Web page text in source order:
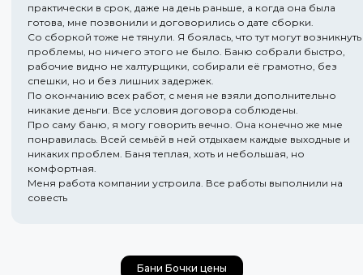
практически в срок, даже на день раньше, а когда она была
готова, мне позвонили и договорились о дате сборки.
Со сборкой тоже не тянули. Я боялась, что тут могут возникнуть
проблемы, но ничего этого не было. Баню собрали быстро,
рабочие видно не халтурщики, собирали её грамотно, без
спешки, но и без лишних задержек.
По окончанию всех работ, с меня не взяли дополнительно
никакие деньги. Все условия договора соблюдены.
Про саму баню, я могу говорить вечно. Она конечно же мне
понравилась. Всей семьёй в ней отдыхаем каждые выходные и
никаких проблем. Баня теплая, хоть и небольшая, но
комфортная.
Меня работа компании устроила. Все работы выполнили на
совесть
Бани Бочки цены